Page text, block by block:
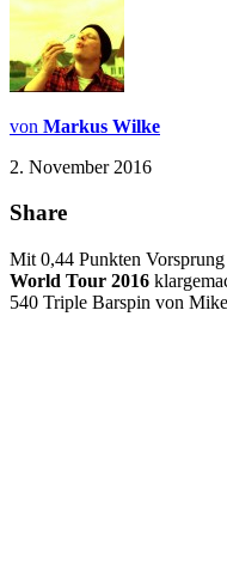
von Markus Wilke
2. November 2016
Share
Mit 0,44 Punkten
World Tour 2016
540 Triple Barspin von